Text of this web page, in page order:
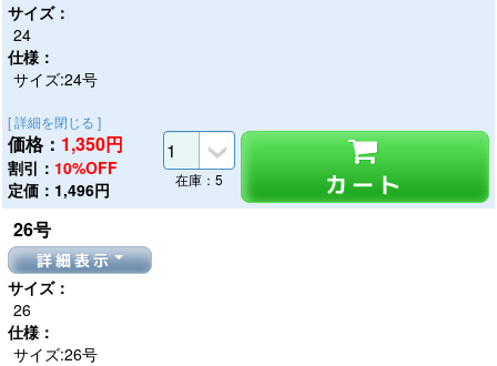
サイズ：
24
仕様：
サイズ:24号
[ 詳細を閉じる ]
価格： 1,350円
割引： 10%OFF
定価：1,496円
カート
在庫：5
26号
詳細表示
サイズ：
26
仕様：
サイズ:26号